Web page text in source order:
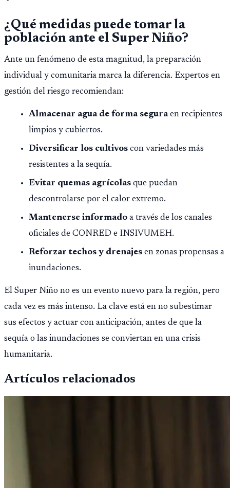
¿Qué medidas puede tomar la
población ante el Super Niño?
Ante un fenómeno de esta magnitud, la preparación
individual y comunitaria marca la diferencia. Expertos en
gestión del riesgo recomiendan:
Almacenar agua de forma seguraen recipientes
limpios y cubiertos.
Diversificar los cultivos con variedades más
resistentes a la sequía.
Evitar quemas agrícolas que puedan
descontrolarse por el calor extremo.
Mantenerse informado a través de los canales
oficiales de CONRED e INSIVUMEH.
Reforzar techos y drenajes en zonas propensas a
inundaciones.
El Super Niño no es un evento nuevo para la región, pero
cada vez es más intenso. La clave está en no subestimar
sus efectos y actuar con anticipación, antes de que la
sequía o las inundaciones se conviertan en una crisis
humanitaria.
Artículos relacionados